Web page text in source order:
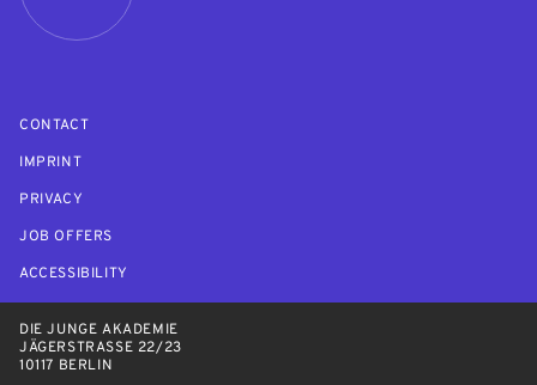
CONTACT
IMPRINT
PRIVACY
JOB OFFERS
ACCESSIBILITY
DIE JUNGE AKADEMIE
JÄGERSTRASSE 22/23
10117 BERLIN